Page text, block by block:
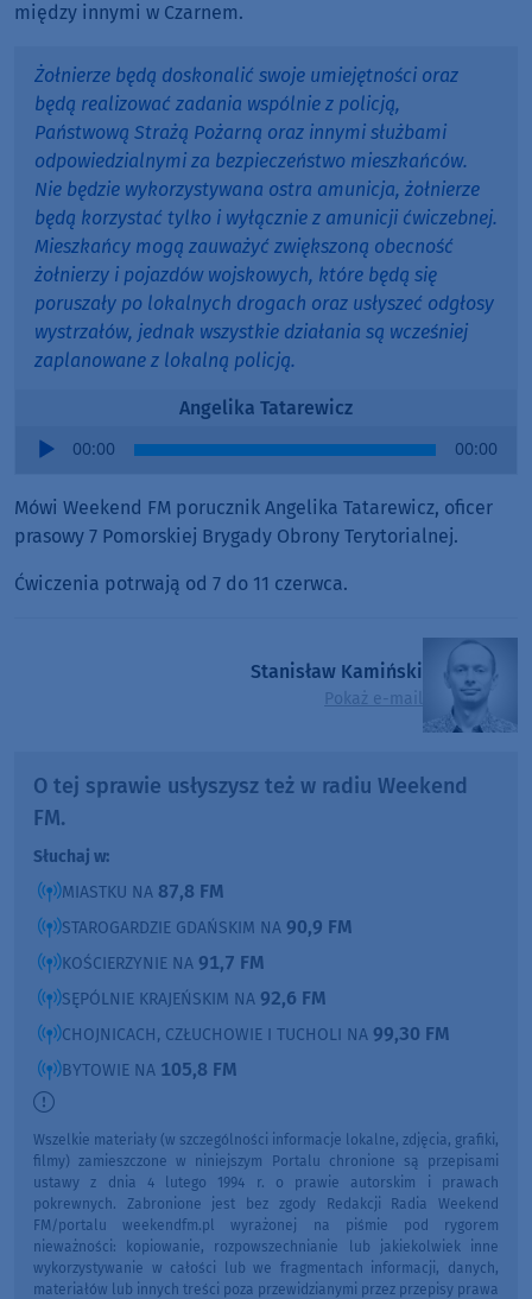
między innymi w Czarnem.
Żołnierze będą doskonalić swoje umiejętności oraz
będą realizować zadania wspólnie z policją,
Państwową Strażą Pożarną oraz innymi służbami
odpowiedzialnymi za bezpieczeństwo mieszkańców.
Nie będzie wykorzystywana ostra amunicja, żołnierze
będą korzystać tylko i wyłącznie z amunicji ćwiczebnej.
Mieszkańcy mogą zauważyć zwiększoną obecność
żołnierzy i pojazdów wojskowych, które będą się
poruszały po lokalnych drogach oraz usłyszeć odgłosy
wystrzałów, jednak wszystkie działania są wcześniej
zaplanowane z lokalną policją.
Angelika Tatarewicz
Audio
00:00 00:00
Mówi Weekend FM porucznik Angelika Tatarewicz, oficer
prasowy 7 Pomorskiej Brygady Obrony Terytorialnej.
Ćwiczenia potrwają od 7 do 11 czerwca.
Stanisław Kamiński
Pokaż e-mail
O tej sprawie usłyszysz też w radiu Weekend
FM.
Słuchaj w:
MIASTKU NA 87,8 FM
STAROGARDZIE GDAŃSKIM NA 90,9 FM
KOŚCIERZYNIE NA 91,7 FM
SĘPÓLNIE KRAJEŃSKIM NA 92,6 FM
CHOJNICACH, CZŁUCHOWIE I TUCHOLI NA 99,30 FM
BYTOWIE NA 105,8 FM
Wszelkie materiały (w szczególności informacje lokalne, zdjęcia, grafiki,
filmy) zamieszczone w niniejszym Portalu chronione są przepisami
ustawy z dnia 4 lutego 1994 r. o prawie autorskim i prawach
pokrewnych. Zabronione jest bez zgody Redakcji Radia Weekend
FM/portalu weekendfm.pl wyrażonej na piśmie pod rygorem
nieważności: kopiowanie, rozpowszechnianie lub jakiekolwiek inne
wykorzystywanie w całości lub we fragmentach informacji, danych,
materiałów lub innych treści poza przewidzianymi przez przepisy prawa